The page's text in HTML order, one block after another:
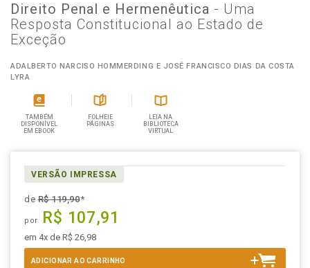
Direito Penal e Hermenêutica - Uma
Resposta Constitucional ao Estado de
Exceção
ADALBERTO NARCISO HOMMERDING E JOSÉ FRANCISCO DIAS DA COSTA
LYRA
TAMBÉM
DISPONÍVEL
EM EBOOK
FOLHEIE
PÁGINAS
LEIA NA
BIBLIOTECA
VIRTUAL
VERSÃO IMPRESSA
deR$ 119,90*
por R$ 107,91
em 4x de R$ 26,98
ADICIONAR AO CARRINHO